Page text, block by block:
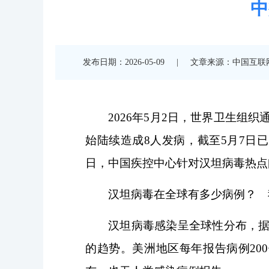
发布日期：2026-05-09 文章来源：中国互联
2026年5月2日，世界卫生组织
始陆续造成8人发病，截至5月7日
日，中国疾控中心针对汉坦病毒热
汉坦病毒在全球有多少病例？
汉坦病毒感染呈全球性分布，
的趋势。美洲地区每年报告病例